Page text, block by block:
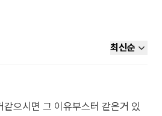
최신순
같으시면 그 이유부스터 같은거 있